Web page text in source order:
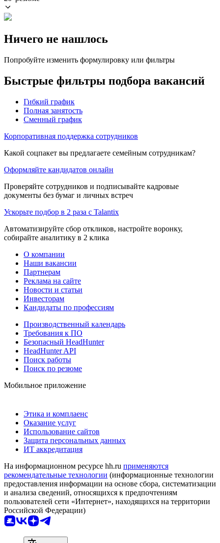
Ничего не нашлось
Попробуйте изменить формулировку или фильтры
Быстрые фильтры подбора вакансий
Гибкий график
Полная занятость
Сменный график
Корпоративная поддержка сотрудников
Какой соцпакет вы предлагаете семейным сотрудникам?
Оформляйте кандидатов онлайн
Проверяйте сотрудников и подписывайте кадровые
документы без бумаг и личных встреч
Ускорьте подбор в 2 раза с Talantix
Автоматизируйте сбор откликов, настройте воронку,
собирайте аналитику в 2 клика
О компании
Наши вакансии
Партнерам
Реклама на сайте
Новости и статьи
Инвесторам
Кандидаты по профессиям
Производственный календарь
Требования к ПО
Безопасный HeadHunter
HeadHunter API
Поиск работы
Поиск по резюме
Мобильное приложение
Этика и комплаенс
Оказание услуг
Использование сайтов
Защита персональных данных
ИТ аккредитация
На информационном ресурсе hh.ru применяются
рекомендательные технологии (информационные технологии
предоставления информации на основе сбора, систематизации
и анализа сведений, относящихся к предпочтениям
пользователей сети «Интернет», находящихся на территории
Российской Федерации)